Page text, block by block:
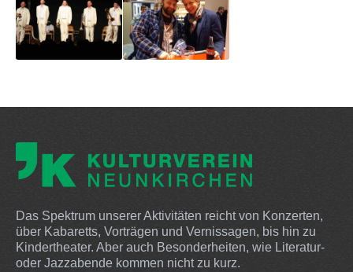
Das Spektrum unserer Aktivitäten reicht von Konzerten,
über Kabaretts, Vorträgen und Vernissagen, bis hin zu
Kindertheater. Aber auch Besonderheiten, wie Literatur-
oder Jazzabende kommen nicht zu kurz.